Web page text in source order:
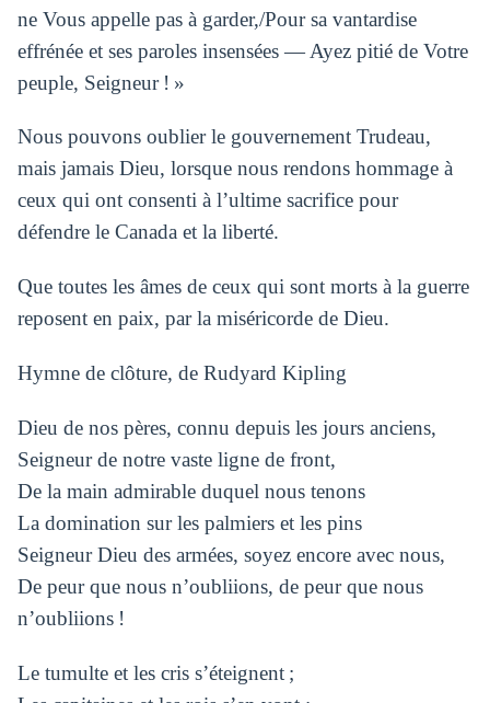
ne Vous appelle pas à garder,/Pour sa vantardise
effrénée et ses paroles insensées — Ayez pitié de Votre
peuple, Seigneur ! »
Nous pouvons oublier le gouvernement Trudeau,
mais jamais Dieu, lorsque nous rendons hommage à
ceux qui ont consenti à l’ultime sacrifice pour
défendre le Canada et la liberté.
Que toutes les âmes de ceux qui sont morts à la guerre
reposent en paix, par la miséricorde de Dieu.
Hymne de clôture, de Rudyard Kipling
Dieu de nos pères, connu depuis les jours anciens,
Seigneur de notre vaste ligne de front,
De la main admirable duquel nous tenons
La domination sur les palmiers et les pins
Seigneur Dieu des armées, soyez encore avec nous,
De peur que nous n’oubliions, de peur que nous
n’oubliions !
Le tumulte et les cris s’éteignent ;